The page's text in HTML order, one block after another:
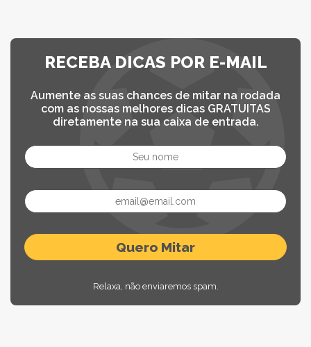
RECEBA DICAS POR E-MAIL
Aumente as suas chances de mitar na rodada
com as nossas melhores dicas GRATUITAS
diretamente na sua caixa de entrada.
Relaxa, não enviaremos spam.